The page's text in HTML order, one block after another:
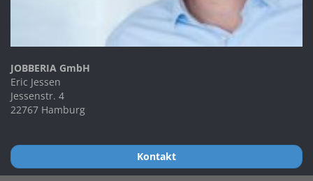
JOBBERIA GmbH
Eric Jessen
Jessenstr. 4
22767 Hamburg
Kontakt